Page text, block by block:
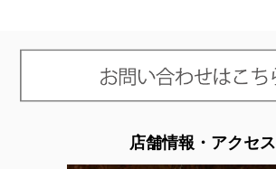
店舗情報・アクセス